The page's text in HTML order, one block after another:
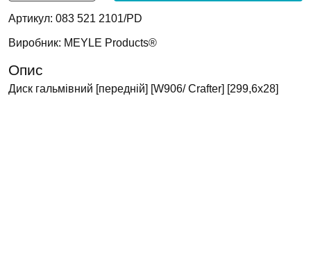
Артикул: 083 521 2101/PD
Виробник: MEYLE Products®
Опис
Диск гальмівний [передній] [W906/ Crafter] [299,6х28]